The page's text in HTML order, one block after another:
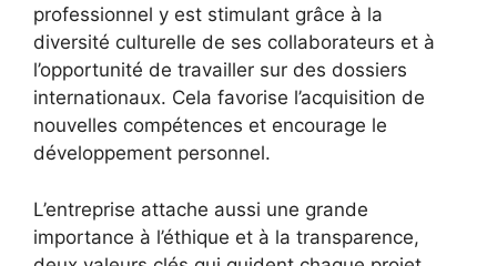
professionnel y est stimulant grâce à la
diversité culturelle de ses collaborateurs et à
l’opportunité de travailler sur des dossiers
internationaux. Cela favorise l’acquisition de
nouvelles compétences et encourage le
développement personnel.
L’entreprise attache aussi une grande
importance à l’éthique et à la transparence,